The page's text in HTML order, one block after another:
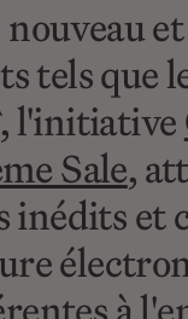
tels que
, l'initiative
Sale,
et